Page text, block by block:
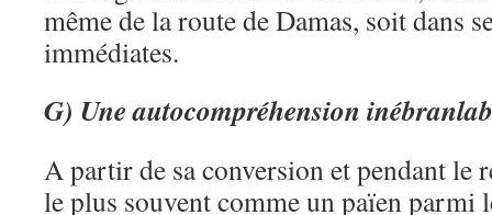
même de la route de Damas, soit dans
immédiates.
G) Une autocompréhension
A partir de sa conversion et pendant le
le plus souvent comme un païen parmi